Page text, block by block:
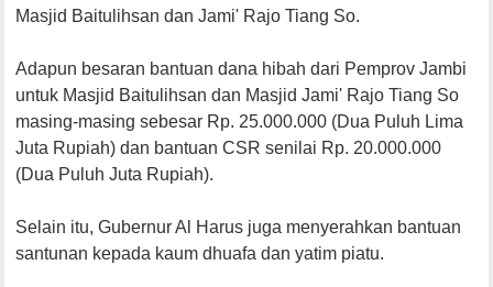
Masjid Baitulihsan dan Jami' Rajo Tiang So.
Adapun besaran bantuan dana hibah dari Pemprov Jambi
untuk Masjid Baitulihsan dan Masjid Jami' Rajo Tiang So
masing-masing sebesar Rp. 25.000.000 (Dua Puluh Lima
Juta Rupiah) dan bantuan CSR senilai Rp. 20.000.000
(Dua Puluh Juta Rupiah).
Selain itu, Gubernur Al Harus juga menyerahkan bantuan
santunan kepada kaum dhuafa dan yatim piatu.